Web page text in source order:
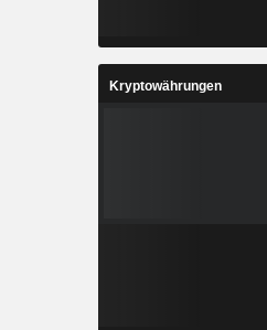
Kryptowährungen